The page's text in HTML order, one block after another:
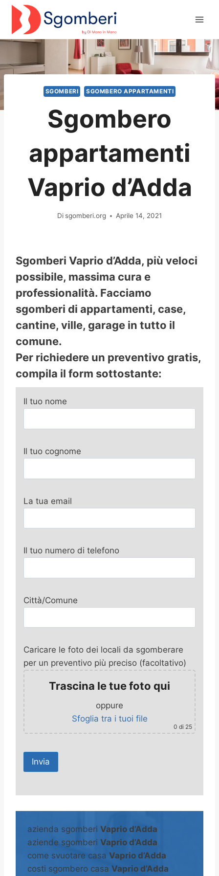
Salta
contenuto
SGOMBERI SGOMBERO APPARTAMENTI
Sgombero
appartamenti
Vaprio d’Adda
Di sgomberi.org Aprile 14, 2021
Sgomberi Vaprio d’Adda, più veloci
possibile, massima cura e
professionalità. Facciamo
sgomberi di appartamenti, case,
cantine, ville, garage in tutto il
comune.
Per richiedere un preventivo gratis,
compila il form sottostante:
Il tuo nome
Il tuo cognome
La tua email
Il tuo numero di telefono
Città/Comune
Caricare le foto dei locali da sgomberare
per un preventivo più preciso (facoltativo)
Trascina le tue foto qui
oppure
Sfoglia tra i tuoi file
0 di 25
A
e
n
a
azienda sgomberi Vaprio d’Adda
aziende sgomberi Vaprio d’Adda
come svuotare casa Vaprio d’Adda
costi sgombero casa Vaprio d’Adda